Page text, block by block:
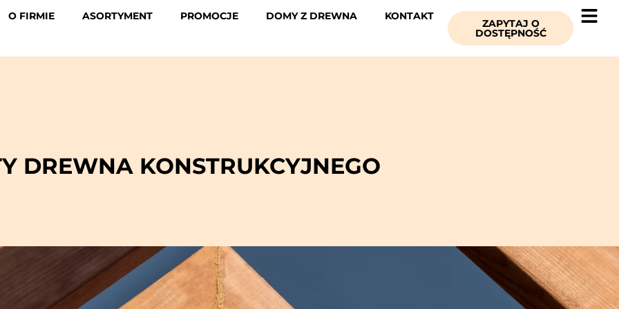
O FIRMIE ASORTYMENT PROMOCJE DOMY Z DREWNA KONTAKT
ZAPYTAJ O
DOSTĘPNOŚĆ
DREWNA KONSTRUKCYJNEGO